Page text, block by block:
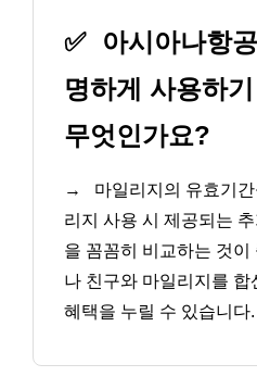
✅
아시아나항
명하게 사용하
무엇인가요?
→
마일리지의 유효기
리지 사용 시 제공되는
을 꼼꼼히 비교하는 것이
나 친구와 마일리지를
혜택을 누릴 수 있습니다.